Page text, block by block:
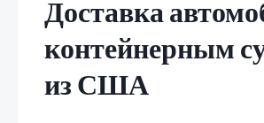
Доставка
контейнерным
из США